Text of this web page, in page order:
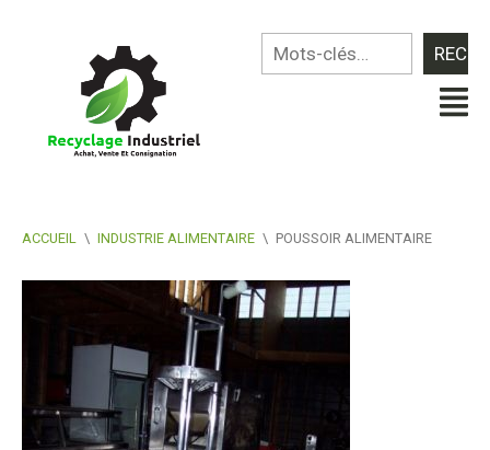
ACCUEIL \ INDUSTRIE ALIMENTAIRE \ POUSSOIR ALIMENTAIRE